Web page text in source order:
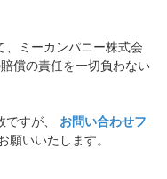
、ミーカンパニー株式会
償の責任を一切負わない
すが、
お問い合わせフ
願いいたします。